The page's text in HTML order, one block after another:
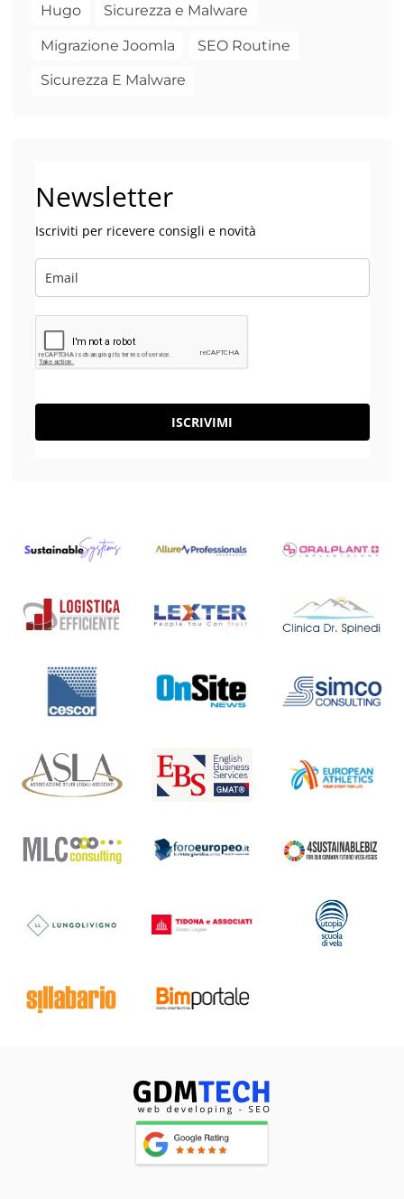
Hugo Sicurezza e Malware
Migrazione Joomla SEO Routine
Sicurezza E Malware
Newsletter
Iscriviti per ricevere consigli e novità
ISCRIVIMI